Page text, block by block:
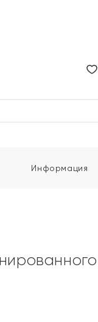
Информация